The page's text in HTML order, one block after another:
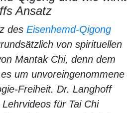
Ansatz
des Eisenhemd-Qigong
von spirituellen
Mantak Chi, denn dem
um unvoreingenommene
Freiheit. Dr. Langhoff
für Tai Chi